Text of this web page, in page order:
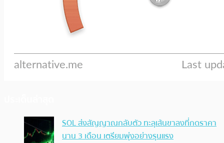
SOL ส่งสัญญาณกลับตัว ทะลุเส้นขาลงที่กดราคา
นาน 3 เดือน เตรียมพุ่งอย่างรุนแรง